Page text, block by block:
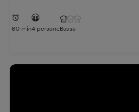
60 min4 personeBassa